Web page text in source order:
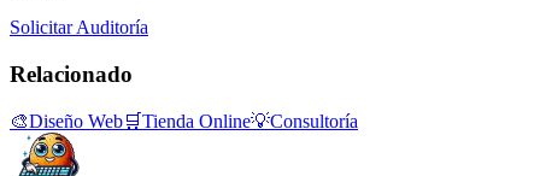
Solicitar Auditoría
Relacionado
🎨Diseño Web🛒Tienda Online💡Consultoría